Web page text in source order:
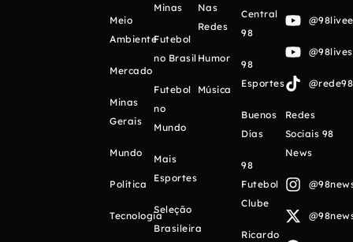
Meio
Ambiente
Mercado
Minas
Gerais
Mundo
Política
Tecnologia
Minas
Futebol
no Brasil
Futebol
no
Mundo
Mais
Esportes
Seleção
Brasileira
Nas
Redes
Humor
Música
Central
98
98
Esportes
Buenos
Días
98
Futebol
Clube
Ricardo
Redes
Sociais 98
News